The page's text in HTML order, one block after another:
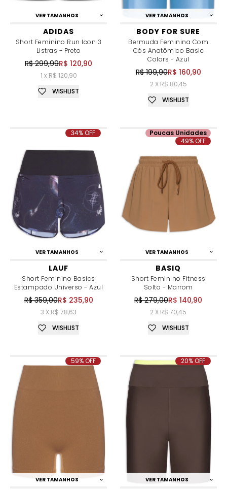
VER TAMANHOS
ADIDAS
Short Feminino Run Icon 3
Listras - Preto
R$ 299,99R$ 120,90
1 x R$ 120,90
WISHLIST
VER TAMANHOS
BODY FOR SURE
Bermuda Feminina Com
Cós Anatômico Basic
Colors - Azul
R$ 199,90R$ 160,90
2 X R$ 80,45
WISHLIST
VER TAMANHOS
LAUF
Short Feminino Basics
Estampado Universo - Azul
R$ 359,00R$ 235,90
3 X R$ 78,63
34% OFF
WISHLIST
VER TAMANHOS
BASIQ
Short Feminino Fitness
Solto - Marrom
R$ 279,00R$ 140,90
2 X R$ 70,45
Poucas Unidades
49% OFF
WISHLIST
VER TAMANHOS
59% OFF
VER TAMANHOS
20% OFF